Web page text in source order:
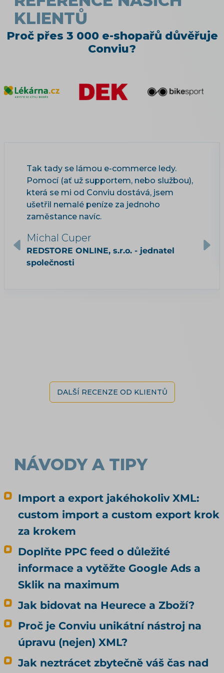
KLIENTŮ
Proč přes 3 000 e-shopařů důvěřuje
Conviu?
Tak tady se lámou e-commerce ledy.
Pomocí (ať už supportem, nebo službou),
která se mi od Conviu dostává, jsem
ušetřil nemalé peníze za jednoho
zaměstance navíc.
Michal Cuper
REDSTORE ONLINE, s.r.o. - jednatel
společnosti
DALŠÍ RECENZE OD KLIENTŮ
NÁVODY A TIPY
Import a export jakéhokoliv XML:
custom import a custom export krok
za krokem
Doplňte PPC feed o důležité
informace a vytěžte Google Ads a
Sklik na maximum
Jak bidovat na Heurece a Zboží?
Proč je Conviu unikátní nástroj na
úpravu (nejen) XML?
Jak neztrácet zbytečně váš čas nad